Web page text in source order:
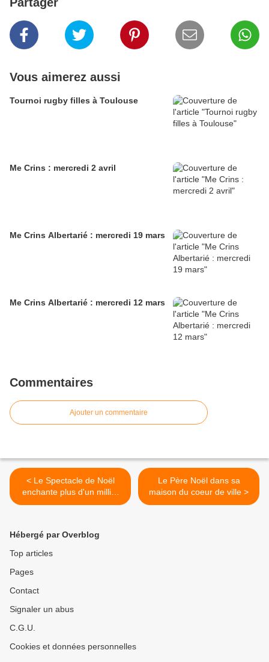
Vous aimerez aussi
Tournoi rugby filles à Toulouse
Me Crins : mercredi 2 avril
Me Crins Albertarié : mercredi 19 mars
Me Crins Albertarié : mercredi 12 mars
Commentaires
Ajouter un commentaire
< Le Spectacle de Noël
enchante plus d'un millier
de personnes
Le Père Noël dans sa
maison du coeur de ville >
Hébergé par Overblog
Top articles
Pages
Contact
Signaler un abus
C.G.U.
Cookies et données personnelles